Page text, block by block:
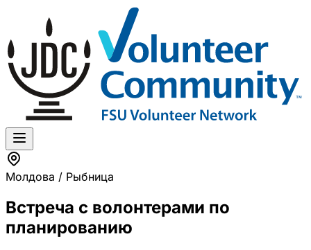
Молдова / Рыбница
Встреча с волонтерами по
планированию